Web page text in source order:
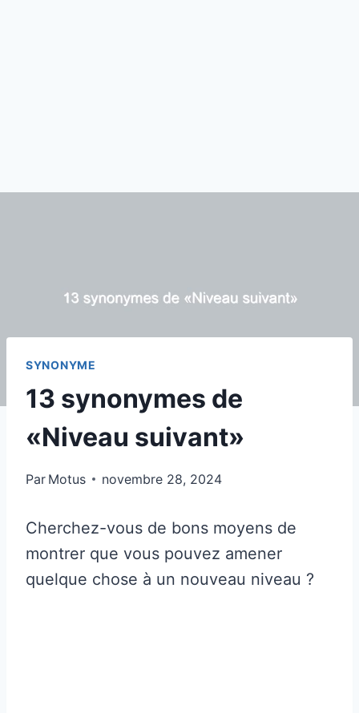
SYNONYME
13 synonymes de
«Niveau suivant»
Par Motus novembre 28, 2024
Cherchez-vous de bons moyens de
montrer que vous pouvez amener
quelque chose à un nouveau niveau ?